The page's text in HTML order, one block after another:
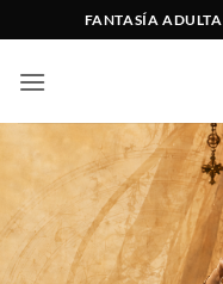
al
contenido
FANTASÍA